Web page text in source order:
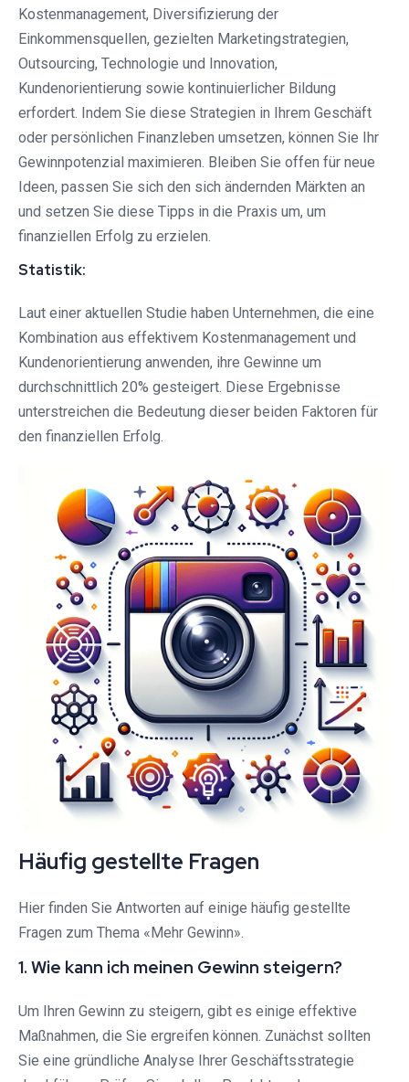
Kostenmanagement, Diversifizierung der
Einkommensquellen, gezielten Marketingstrategien,
Outsourcing, Technologie und Innovation,
Kundenorientierung sowie kontinuierlicher Bildung
erfordert. Indem Sie diese Strategien in Ihrem Geschäft
oder persönlichen Finanzleben umsetzen, können Sie Ihr
Gewinnpotenzial maximieren. Bleiben Sie offen für neue
Ideen, passen Sie sich den sich ändernden Märkten an
und setzen Sie diese Tipps in die Praxis um, um
finanziellen Erfolg zu erzielen.
Statistik:
Laut einer aktuellen Studie haben Unternehmen, die eine
Kombination aus effektivem Kostenmanagement und
Kundenorientierung anwenden, ihre Gewinne um
durchschnittlich 20% gesteigert. Diese Ergebnisse
unterstreichen die Bedeutung dieser beiden Faktoren für
den finanziellen Erfolg.
Häufig gestellte Fragen
Hier finden Sie Antworten auf einige häufig gestellte
Fragen zum Thema «Mehr Gewinn».
1. Wie kann ich meinen Gewinn steigern?
Um Ihren Gewinn zu steigern, gibt es einige effektive
Maßnahmen, die Sie ergreifen können. Zunächst sollten
Sie eine gründliche Analyse Ihrer Geschäftsstrategie